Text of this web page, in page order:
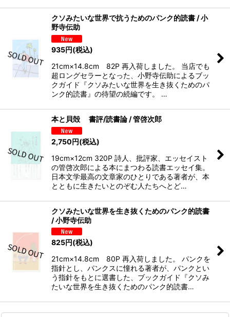
クソみたいな世界で抗うためのパンク的読書 / 小
野寺伝助
935円(税込)
21cm×14.8cm 82P 再入荷しました。 当店でも
超ロングセラーとなった、小野寺伝助によるブッ
クガイド『クソみたいな世界を生き抜くためのパ
ンク的読書』の待望の続編です。 …
本と貝殻 書評/読書論 / 管啓次郎
2,750円(税込)
19cm×12cm 320P 詩人、批評家、エッセイスト
の管啓次郎による本にまつわる読書エッセイ集。
日本文学最高の文章家のひとりである著者が、本
とともに生きたいとのぞむ人たちへとど…
クソみたいな世界を生き抜くためのパンク的読書
/ 小野寺伝助
825円(税込)
21cm×14.8cm 80P 再入荷しました。 パンクを
指針とし、パンクスに憧れる著者が、パンクとい
う指針をもとに選書した、ブックガイド『クソみ
たいな世界を生き抜くためのパンク的読書…